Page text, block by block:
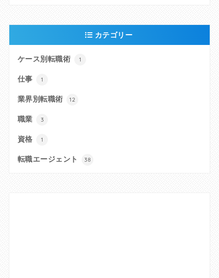
カテゴリー
ケース別転職術 1
仕事 1
業界別転職術 12
職業 3
資格 1
転職エージェント 38